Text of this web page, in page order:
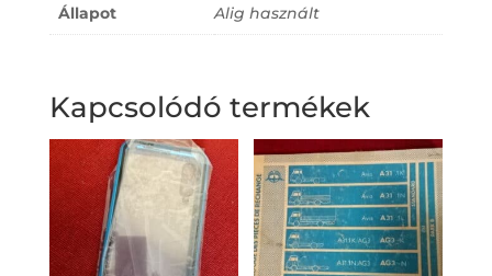
Állapot Alig használt
Kapcsolódó termékek